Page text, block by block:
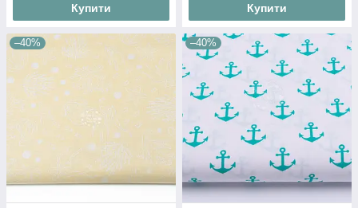
Купити Купити
–40% –40%